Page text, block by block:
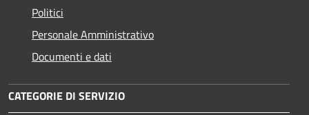
Politici
Personale Amministrativo
Documenti e dati
CATEGORIE DI SERVIZIO